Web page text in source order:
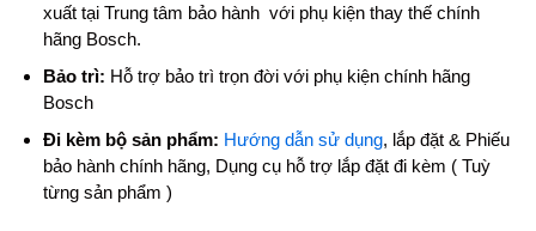
xuất tại Trung tâm bảo hành với phụ kiện thay thế chính
hãng Bosch.
Bảo trì: Hỗ trợ bảo trì trọn đời với phụ kiện chính hãng
Bosch
Đi kèm bộ sản phẩm: Hướng dẫn sử dụng, lắp đặt & Phiếu
bảo hành chính hãng, Dụng cụ hỗ trợ lắp đặt đi kèm ( Tuỳ
từng sản phẩm )